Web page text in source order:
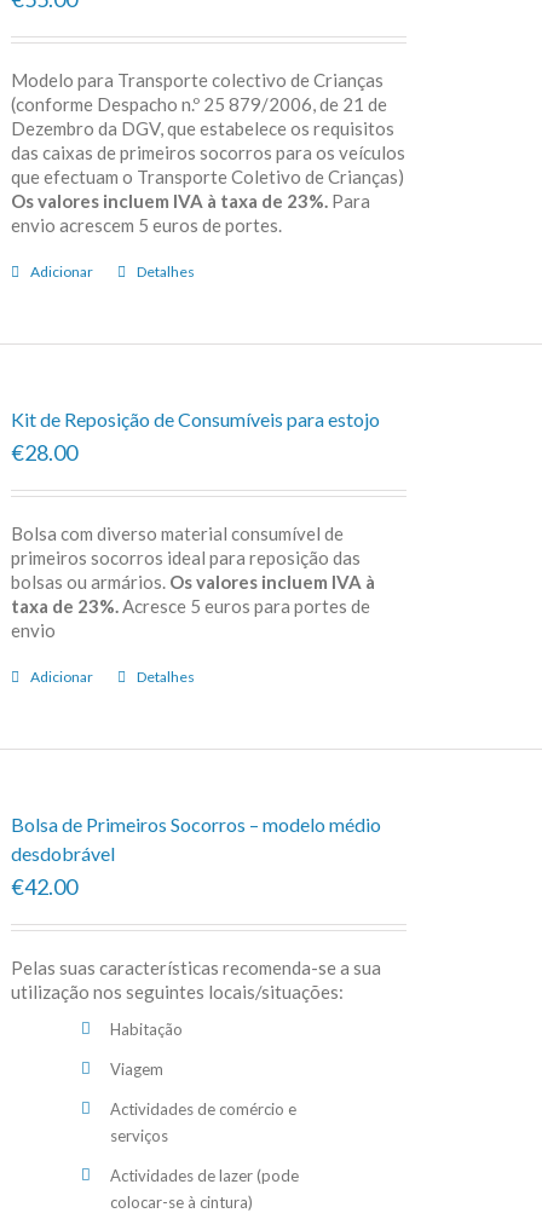
Modelo para Transporte colectivo de Crianças
(conforme Despacho n.º 25 879/2006, de 21 de
Dezembro da DGV, que estabelece os requisitos
das caixas de primeiros socorros para os veículos
que efectuam o Transporte Coletivo de Crianças)
Os valores incluem IVA à taxa de 23%. Para
envio acrescem 5 euros de portes.
Adicionar Detalhes
Kit de Reposição de Consumíveis para estojo
€28.00
Bolsa com diverso material consumível de
primeiros socorros ideal para reposição das
bolsas ou armários. Os valores incluem IVA à
taxa de 23%. Acresce 5 euros para portes de
envio
Adicionar Detalhes
Bolsa de Primeiros Socorros – modelo médio
desdobrável
€42.00
Pelas suas características recomenda-se a sua
utilização nos seguintes locais/situações:
Habitação
Viagem
Actividades de comércio e
serviços
Actividades de lazer (pode
colocar-se à cintura)